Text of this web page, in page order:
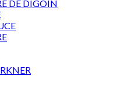
DE DIGOIN